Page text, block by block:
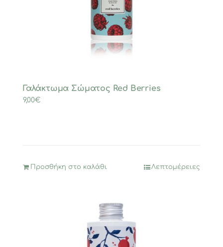
Γαλάκτωμα Σώματος Red Berries
9,00€
Προσθήκη στο καλάθι Λεπτομέρειες